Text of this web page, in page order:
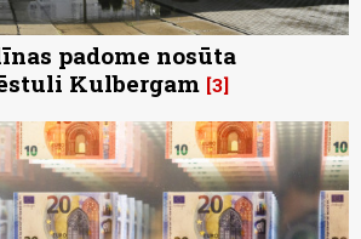
padome nosūta
Kulbergam 3